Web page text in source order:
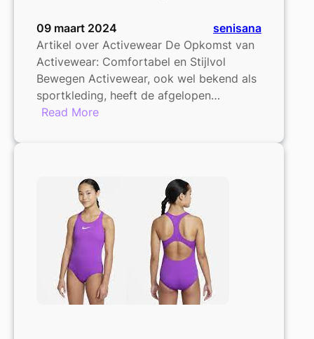
09 maart 2024
senisana
Artikel over Activewear De Opkomst van
Activewear: Comfortabel en Stijlvol
Bewegen Activewear, ook wel bekend als
sportkleding, heeft de afgelopen…
Read More:
en
Stijl
voor
Actieve
Bezigheden